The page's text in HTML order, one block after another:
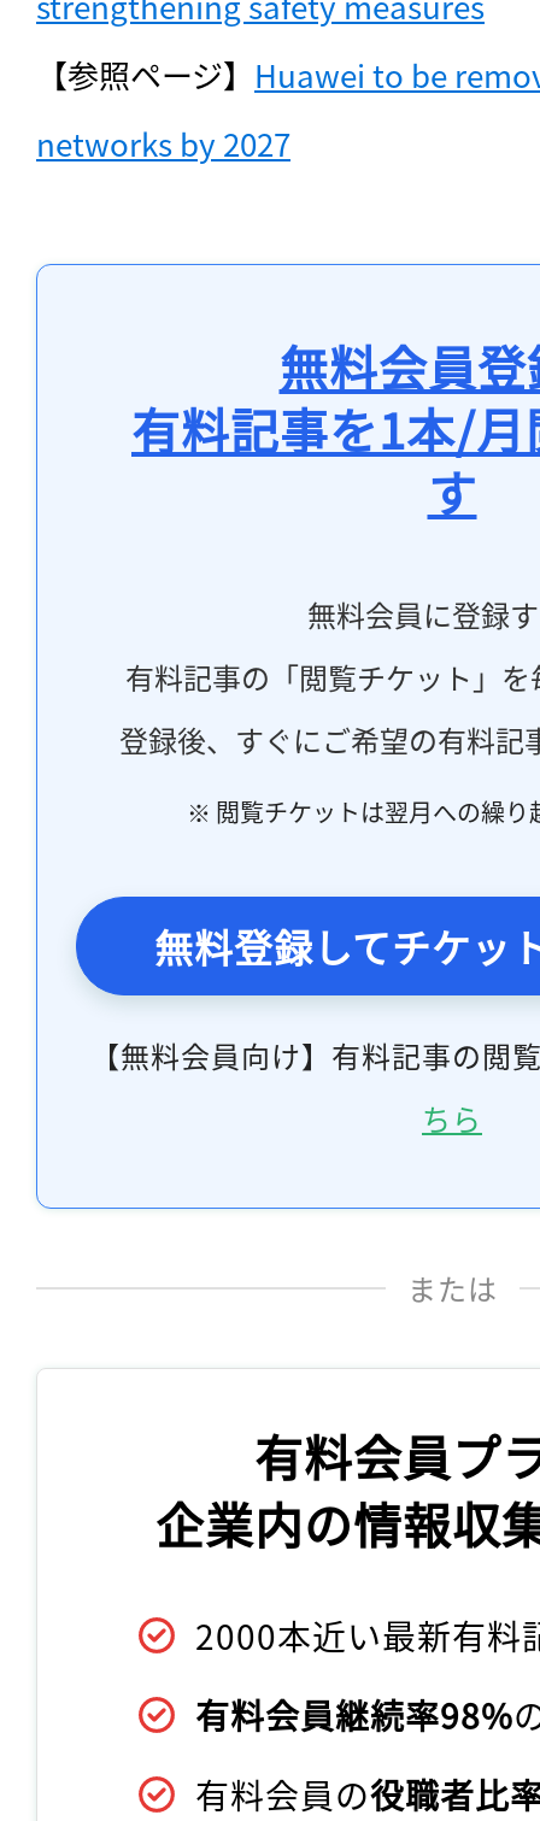
【参照ページ】 Huawei to be
networks by 2027
無料会員
有料記事を1本/
す
無料会員に登録
有料記事の「閲覧チケット」
登録後、すぐにご希望の有料記
※ 閲覧チケットは翌月への繰り
無料登録してチケッ
【無料会員向け】有料記事の閲
ちら
または
有料会員プ
企業内の情報収
2000本近い最新有料
有料会員継続率98%
有料会員の役職者比